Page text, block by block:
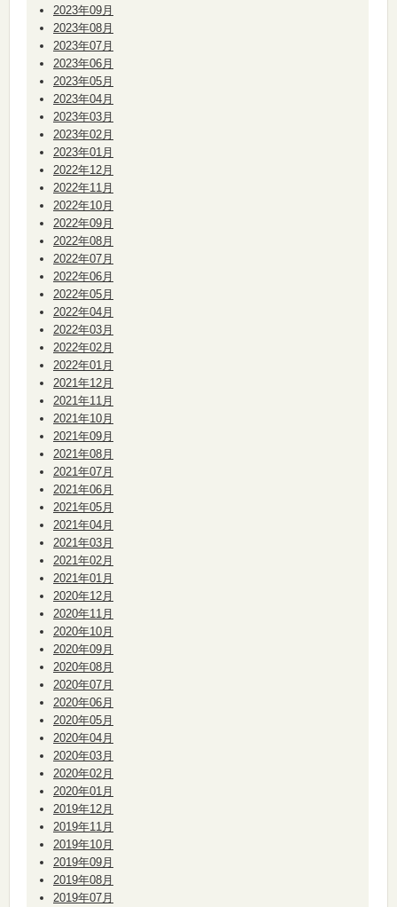
2023年09月
2023年08月
2023年07月
2023年06月
2023年05月
2023年04月
2023年03月
2023年02月
2023年01月
2022年12月
2022年11月
2022年10月
2022年09月
2022年08月
2022年07月
2022年06月
2022年05月
2022年04月
2022年03月
2022年02月
2022年01月
2021年12月
2021年11月
2021年10月
2021年09月
2021年08月
2021年07月
2021年06月
2021年05月
2021年04月
2021年03月
2021年02月
2021年01月
2020年12月
2020年11月
2020年10月
2020年09月
2020年08月
2020年07月
2020年06月
2020年05月
2020年04月
2020年03月
2020年02月
2020年01月
2019年12月
2019年11月
2019年10月
2019年09月
2019年08月
2019年07月